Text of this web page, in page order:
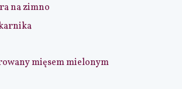
na zimno
mięsem mielonym